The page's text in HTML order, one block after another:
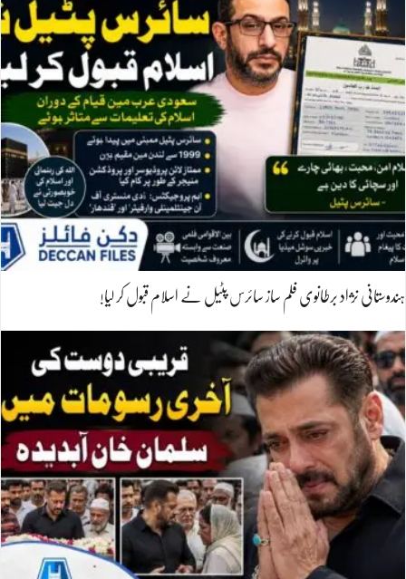
ہندوستانی نژاد برطانوی فلم ساز سائرس پٹیل نے اسلام قبول کر لیا!